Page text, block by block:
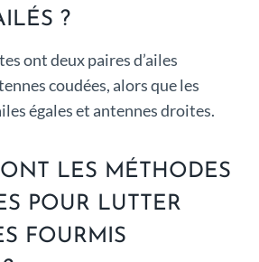
?
ont deux paires d’ailes
coudées, alors que les
égales et antennes droites.
LES MÉTHODES
POUR LUTTER
FOURMIS